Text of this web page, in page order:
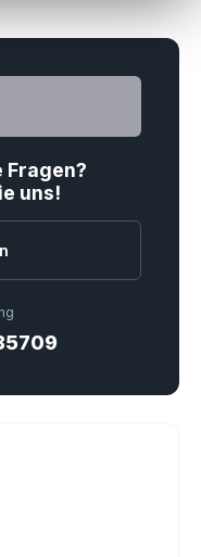
Fragen?
uns!